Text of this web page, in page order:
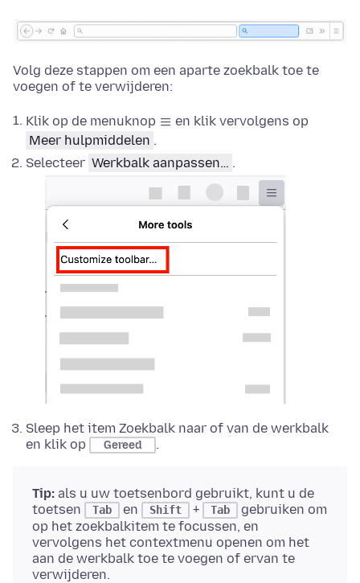
Volg deze stappen om een aparte zoekbalk toe te
voegen of te verwijderen:
Klik op de menuknop
en klik vervolgens op
Meer hulpmiddelen .
Selecteer Werkbalk aanpassen… .
Sleep het item Zoekbalk naar of van de werkbalk
en klik op
Gereed .
Tip: als u uw toetsenbord gebruikt, kunt u de
toetsen
Tab en Shift + Tab
gebruiken om
op het zoekbalkitem te focussen, en
vervolgens het contextmenu openen om het
aan de werkbalk toe te voegen of ervan te
verwijderen.